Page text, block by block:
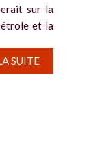
sur la
et la
SUITE